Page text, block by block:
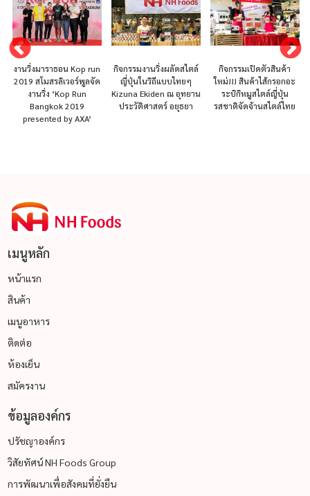
งานวิ่งมาราธอน Kop run
2019 สโมสรลิเวอร์พูลจัด
งานวิ่ง ‘Kop Run
Bangkok 2019
presented by AXA’
กิจกรรมงานวิ่งผลัดสไตล์
ญี่ปุ่นในวิถีแบบไทยๆ
Kizuna Ekiden ณ อุทยาน
ประวัติศาสตร์ อยุธยา
กิจกรรมเปิดตัวสินค้า
ใหม่!!! สินค้าไส้กรอกอะ
ระบิกิหมูสไตล์ญี่ปุ่น
รสชาติจัดจ้านสไตล์ไทย
เมนูหลัก
หน้าแรก
สินค้า
เมนูอาหาร
ติดต่อ
ห้องเย็น
สมัครงาน
ข้อมูลองค์กร
ปรัชญาองค์กร
วิสัยทัศน์ NH Foods Group
การพัฒนาเพื่อสังคมที่ยั่งยืน